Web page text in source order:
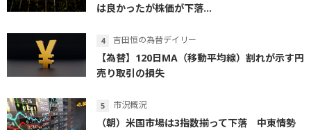
は良かったが株価が下落...
吉田恒の為替デイリー
【為替】120日MA（移動平均線）割れが示す円
売り取引の損失
市況概況
（朝）米国市場は3指数揃って下落 中東情勢